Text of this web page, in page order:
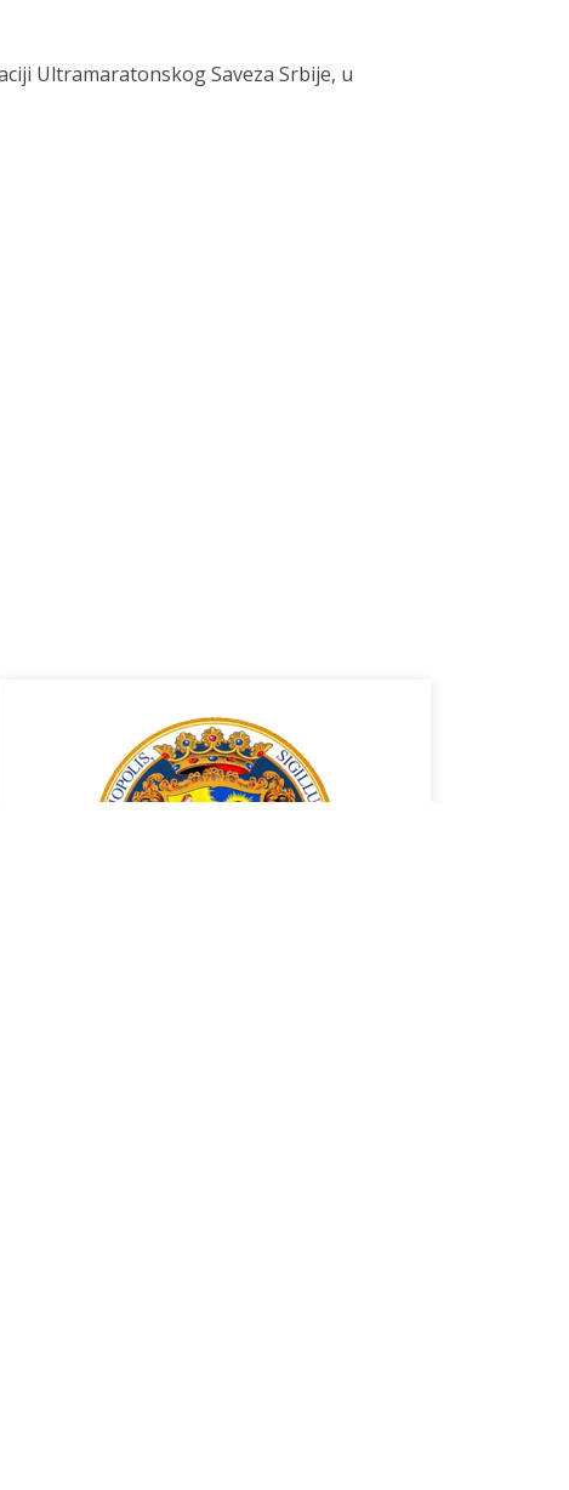
Ultramaratonskog Saveza Srbije, u